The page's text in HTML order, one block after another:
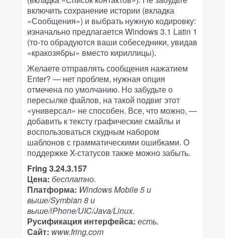
включить сохранение истории (вкладка
«Сообщения») и выбрать нужную кодировку:
изначально предлагается Windows 3.1 Latin 1
(то-то обрадуются ваши собеседники, увидав
«кракозябры» вместо кириллицы).
Желаете отправлять сообщения нажатием
Enter? — нет проблем, нужная опция
отмечена по умолчанию. Но забудьте о
пересылке файлов, на такой подвиг этот
«универсал» не способен. Все, что можно, —
добавить к тексту графические смайлы и
воспользоваться скудным набором
шаблонов с грамматическими ошибками. О
поддержке X-статусов также можно забыть.
Fring 3.24.3.157
Цена: бесплатно.
Платформа: Windows Mobile 5 и
выше/Symbian 8 и
выше/iPhone/UIC/Java/Linux.
Русификация интерфейса: есть.
Сайт: www.fring.com